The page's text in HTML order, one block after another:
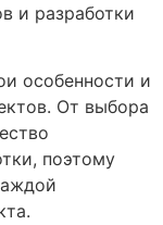
и разработки
особенности и
От выбора
поэтому